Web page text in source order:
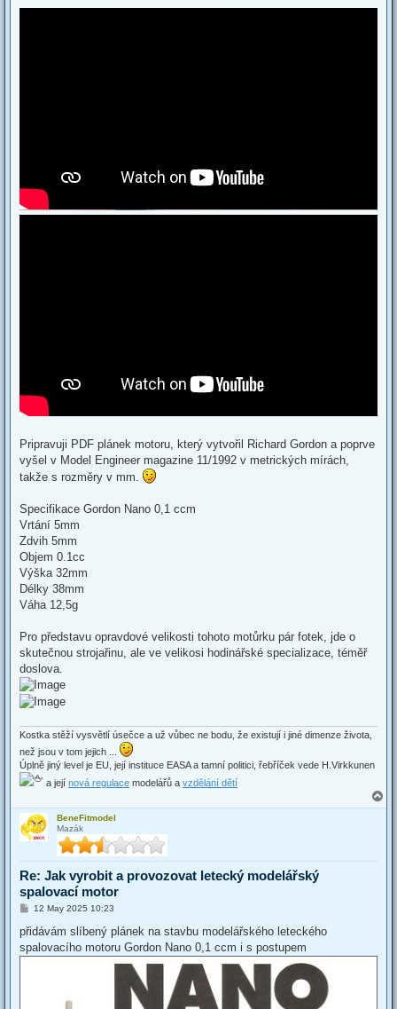
Pripravuji PDF plánek motoru, který vytvořil Richard Gordon a poprve
vyšel v Model Engineer magazine 11/1992 v metrických mírách,
takže s rozměry v mm.
Specifikace Gordon Nano 0,1 ccm
Vrtání 5mm
Zdvih 5mm
Objem 0.1cc
Výška 32mm
Délky 38mm
Váha 12,5g
Pro představu opravdové velikosti tohoto motůrku pár fotek, jde o
skutečnou strojařinu, ale ve velikosi hodinářské specializace, téměř
doslova.
Kostka stěží vysvětlí úsečce a už vůbec ne bodu, že existují i jiné dimenze života,
než jsou v tom jejich ...
Úplně jiný level je EU, její instituce EASA a tamní politici, řebříček vede H.Virkkunen
a její nová regulace modelářů a vzdělání dětí
o
BeneFitmodel
Mazák
Re: Jak vyrobit a provozovat letecký modelářský
spalovací motor
P
s
12 May 2025 10:23
přidávám slíbený plánek na stavbu modelářského leteckého
spalovacího motoru Gordon Nano 0,1 ccm i s postupem